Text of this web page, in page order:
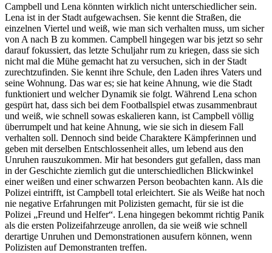
Campbell und Lena könnten wirklich nicht unterschiedlicher sein.
Lena ist in der Stadt aufgewachsen. Sie kennt die Straßen, die
einzelnen Viertel und weiß, wie man sich verhalten muss, um sicher
von A nach B zu kommen. Campbell hingegen war bis jetzt so sehr
darauf fokussiert, das letzte Schuljahr rum zu kriegen, dass sie sich
nicht mal die Mühe gemacht hat zu versuchen, sich in der Stadt
zurechtzufinden. Sie kennt ihre Schule, den Laden ihres Vaters und
seine Wohnung. Das war es; sie hat keine Ahnung, wie die Stadt
funktioniert und welcher Dynamik sie folgt. Während Lena schon
gespürt hat, dass sich bei dem Footballspiel etwas zusammenbraut
und weiß, wie schnell sowas eskalieren kann, ist Campbell völlig
überrumpelt und hat keine Ahnung, wie sie sich in diesem Fall
verhalten soll. Dennoch sind beide Charaktere Kämpferinnen und
geben mit derselben Entschlossenheit alles, um lebend aus den
Unruhen rauszukommen. Mir hat besonders gut gefallen, dass man
in der Geschichte ziemlich gut die unterschiedlichen Blickwinkel
einer weißen und einer schwarzen Person beobachten kann. Als die
Polizei eintrifft, ist Campbell total erleichtert. Sie als Weiße hat noch
nie negative Erfahrungen mit Polizisten gemacht, für sie ist die
Polizei „Freund und Helfer“. Lena hingegen bekommt richtig Panik
als die ersten Polizeifahrzeuge anrollen, da sie weiß wie schnell
derartige Unruhen und Demonstrationen ausufern können, wenn
Polizisten auf Demonstranten treffen.